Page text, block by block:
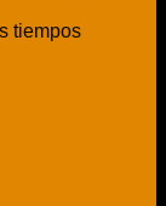
tiempos